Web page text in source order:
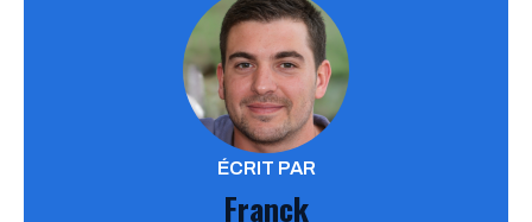
ÉCRIT PAR
Franck